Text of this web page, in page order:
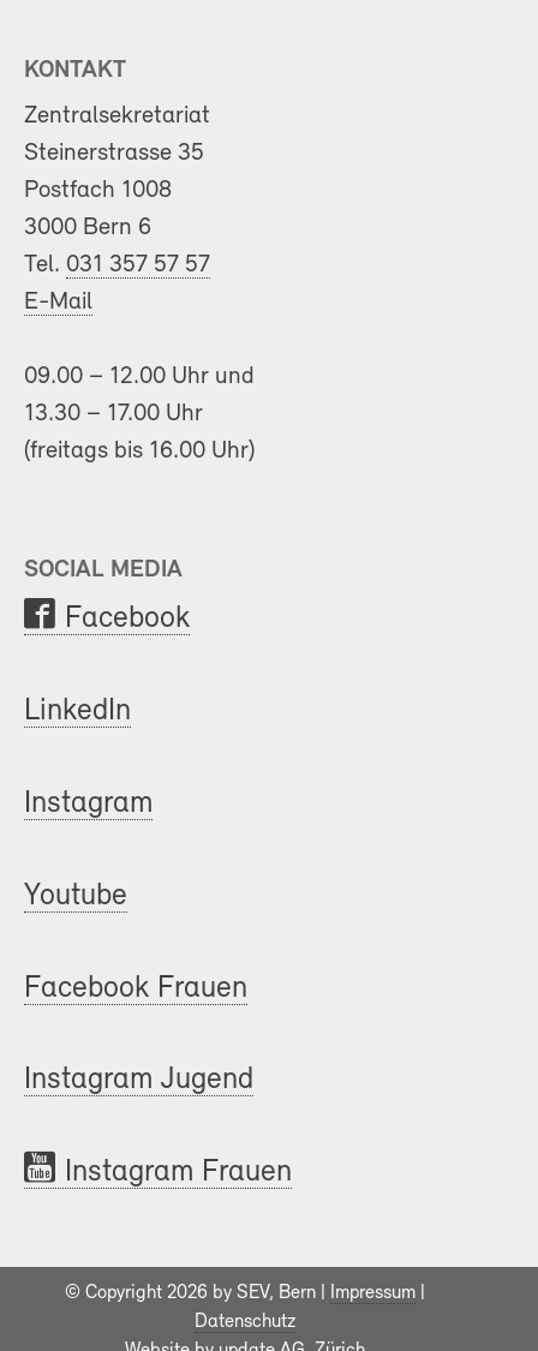
KONTAKT
Zentralsekretariat
Steinerstrasse 35
Postfach 1008
3000 Bern 6
Tel. 031 357 57 57
E-Mail
09.00 – 12.00 Uhr und
13.30 – 17.00 Uhr
(freitags bis 16.00 Uhr)
SOCIAL MEDIA
Facebook
LinkedIn
Instagram
Youtube
Facebook Frauen
Instagram Jugend
Instagram Frauen
© Copyright 2026 by SEV, Bern | Impressum
Datenschutz